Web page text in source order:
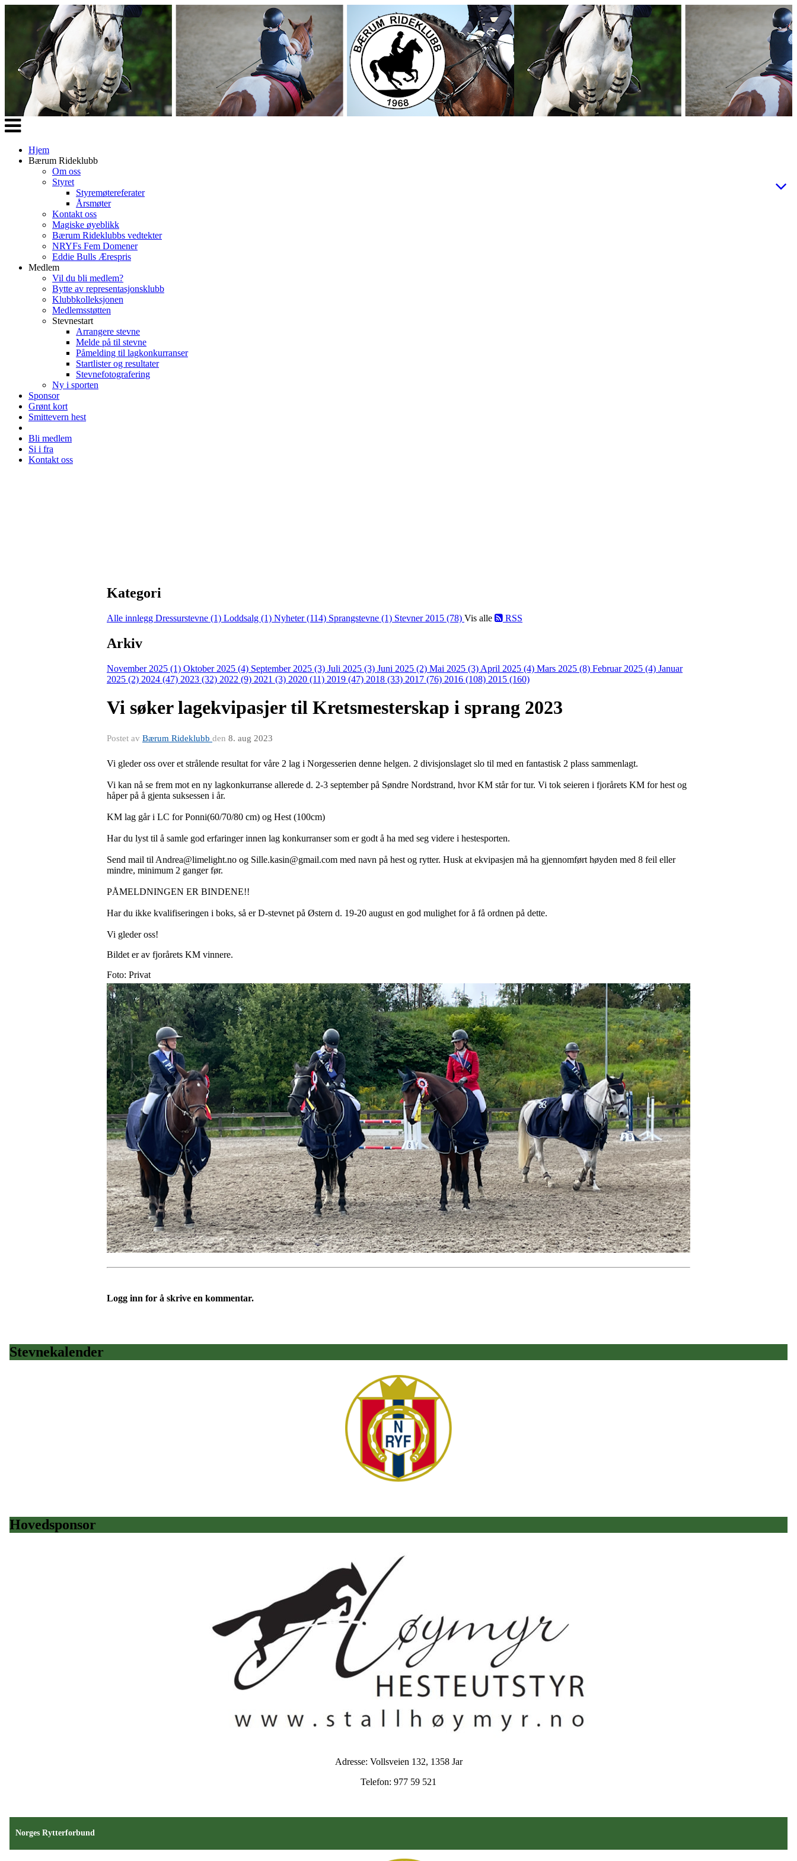
Veksle
navigasjon
Hjem
Bærum Rideklubb
Om oss
Styret
Styremøtereferater
Årsmøter
Kontakt oss
Magiske øyeblikk
Bærum Rideklubbs vedtekter
NRYFs Fem Domener
Eddie Bulls Ærespris
Medlem
Vil du bli medlem?
Bytte av representasjonsklubb
Klubbkolleksjonen
Medlemsstøtten
Stevnestart
Arrangere stevne
Melde på til stevne
Påmelding til lagkonkurranser
Startlister og resultater
Stevnefotografering
Ny i sporten
Sponsor
Grønt kort
Smittevern hest
Bli medlem
Si i fra
Kontakt oss
Kategori
Alle innlegg Dressurstevne (1) Loddsalg (1) Nyheter (114) Sprangstevne (1) Stevner 2015 (78) Vis alle RSS
Arkiv
November 2025 (1) Oktober 2025 (4) September 2025 (3) Juli 2025 (3) Juni 2025 (2) Mai 2025 (3) April 2025 (4) Mars 2025 (8) Februar 2025 (4) Januar
2025 (2) 2024 (47) 2023 (32) 2022 (9) 2021 (3) 2020 (11) 2019 (47) 2018 (33) 2017 (76) 2016 (108) 2015 (160)
Vi søker lagekvipasjer til Kretsmesterskap i sprang 2023
Postet av Bærum Rideklubb den 8. aug 2023
Vi gleder oss over et strålende resultat for våre 2 lag i Norgesserien denne helgen. 2 divisjonslaget slo til med en fantastisk 2 plass sammenlagt.
Vi kan nå se frem mot en ny lagkonkurranse allerede d. 2-3 september på Søndre Nordstrand, hvor KM står for tur. Vi tok seieren i fjorårets KM for hest og
håper på å gjenta suksessen i år.
KM lag går i LC for Ponni(60/70/80 cm) og Hest (100cm)
Har du lyst til å samle god erfaringer innen lag konkurranser som er godt å ha med seg videre i hestesporten.
Send mail til Andrea@limelight.no og Sille.kasin@gmail.com med navn på hest og rytter. Husk at ekvipasjen må ha gjennomført høyden med 8 feil eller
mindre, minimum 2 ganger før.
PÅMELDNINGEN ER BINDENE!!
Har du ikke kvalifiseringen i boks, så er D-stevnet på Østern d. 19-20 august en god mulighet for å få ordnen på dette.
Vi gleder oss!
Bildet er av fjorårets KM vinnere.
Foto: Privat
Logg inn for å skrive en kommentar.
Stevnekalender
Hovedsponsor
Adresse: Vollsveien 132, 1358 Jar
Telefon: 977 59 521
Norges Rytterforbund